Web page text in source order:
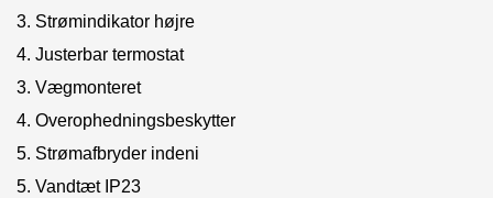
3. Strømindikator højre
4. Justerbar termostat
3. Vægmonteret
4. Overophedningsbeskytter
5. Strømafbryder indeni
5. Vandtæt IP23